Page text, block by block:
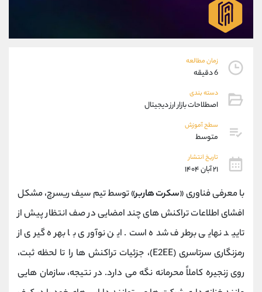
زمان مطالعه
6 دقیقه
دسته بندی
اصطلاحات بازار ارز دیجیتال
سطح آموزش
متوسط
تاریخ انتشار
۲۱ آبان ۱۴۰۴
با معرفی فناوری «سکرت هاربر» توسط تیم سیف ریسرچ، مشکل
افشای اطلاعات تراکنش‌ های چند امضایی در صف انتظار پیش از
تایید نهایی برطرف شده است. این نوآوری با بهره ‌گیری از
رمزنگاری سرتاسری (E2EE)، جزئیات تراکنش ‌ها را تا لحظه ثبت،
روی زنجیره کاملاً محرمانه نگه می ‌دارد. در نتیجه، سازمان ‌هایی
واتساپ
تلگرام
پشتیبان فروش
موبایل
اطلاعات تماس
تلفن 021-22021030
021-22021040
بدون پیش شماره 90001030
اینستاگرام @alireza.mehrabii
کانال تلگرام @alirezamehrabi_com
@alirezamehrabi_official